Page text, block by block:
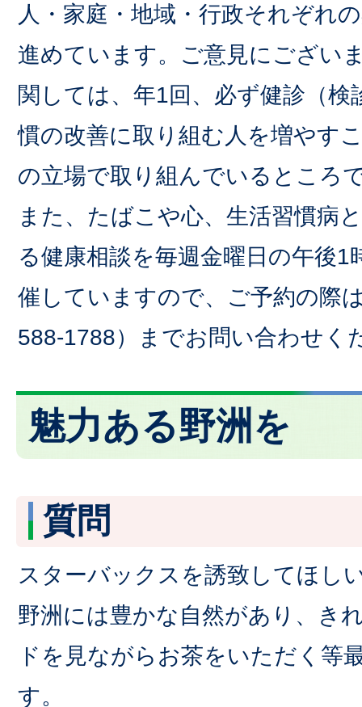
人・家庭・地域・行政それぞれ
進めています。ご意見にござい
関しては、年1回、必ず健診（検
慣の改善に取り組む人を増やす
の立場で取り組んでいるところ
また、たばこや心、生活習慣病
る健康相談を毎週金曜日の午後
催していますので、ご予約の際
588-1788）までお問い合わせく
魅力ある野洲を
質問
スターバックスを誘致してほし
野洲には豊かな自然があり、き
ドを見ながらお茶をいただく等
す。